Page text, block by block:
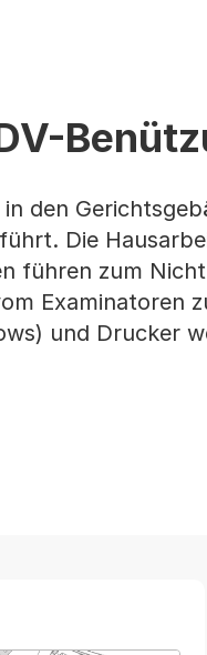
den
Die
führen zum
Examinatoren
und Drucker